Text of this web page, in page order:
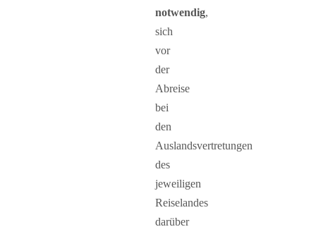
notwendig,
sich
vor
der
Abreise
bei
den
Auslandsvertretungen
des
jeweiligen
Reiselandes
darüber